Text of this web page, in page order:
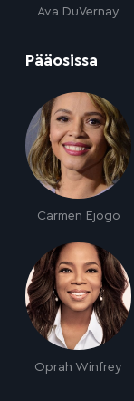
Ava DuVernay
Pääosissa
Carmen Ejogo
Oprah Winfrey